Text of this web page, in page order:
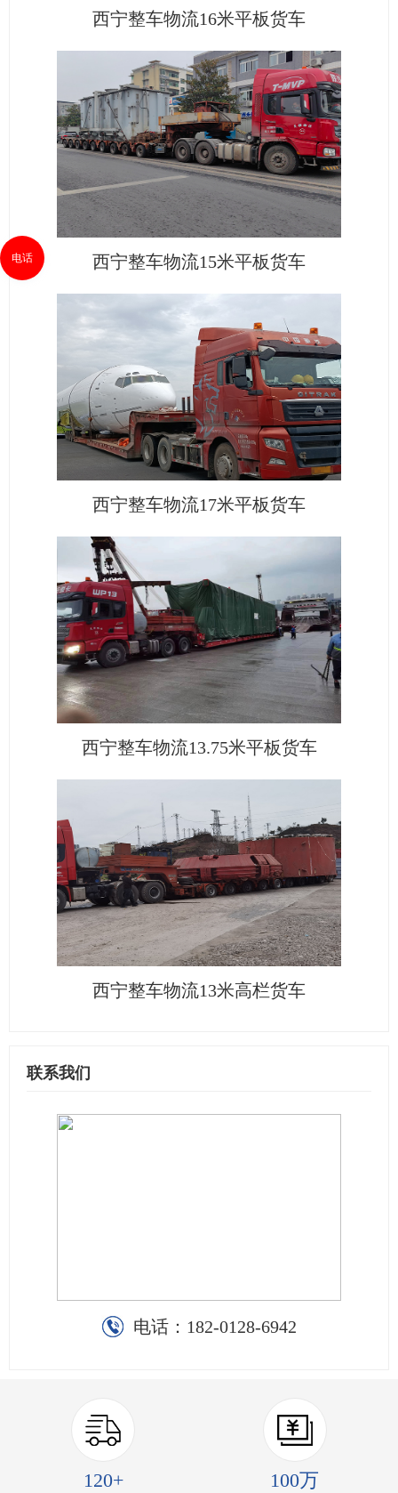
西宁整车物流16米平板货车
西宁整车物流15米平板货车
西宁整车物流17米平板货车
西宁整车物流13.75米平板货车
西宁整车物流13米高栏货车
联系我们
电话： 182-0128-6942
120+ 100万
电话